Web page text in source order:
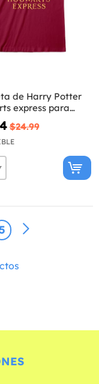
de Harry Potter
express para
$24.99